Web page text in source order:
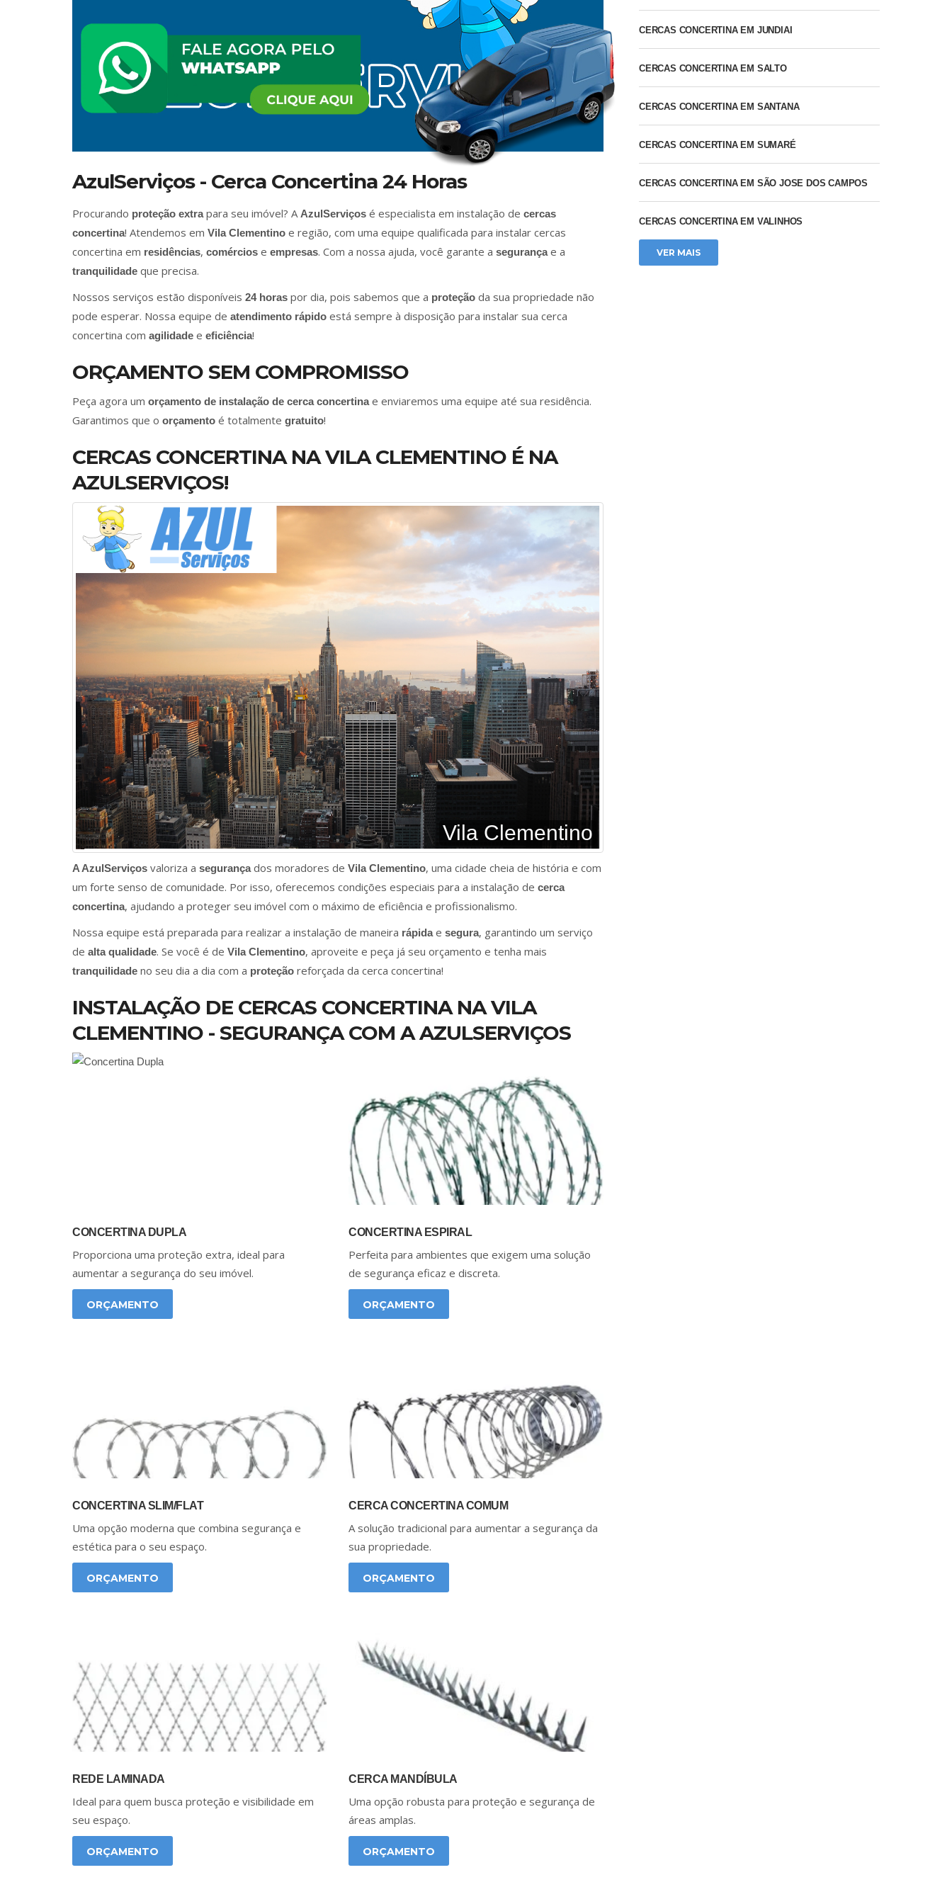
AzulServiços - Cerca Concertina 24 Horas
Procurando proteção extrapara seu imóvel? A AzulServiços é especialista em instalação de cercas
concertina! Atendemos em Vila Clementino e região, com uma equipe qualificada para instalar cercas
concertina em residências, comércios e empresas. Com a nossa ajuda, você garante a segurançae a
tranquilidade que precisa.
Nossos serviços estão disponíveis 24 horas por dia, pois sabemos que a proteção da sua propriedade não
pode esperar. Nossa equipe de atendimento rápido está sempre à disposição para instalar sua cerca
concertina com agilidade e eficiência!
ORÇAMENTO SEM COMPROMISSO
Peça agora um orçamento de instalação de cerca concertinae enviaremos uma equipe até sua residência.
Garantimos que o orçamento é totalmente gratuito!
CERCAS CONCERTINA NA VILA CLEMENTINO É NA
AZULSERVIÇOS!
Vila Clementino
A AzulServiços valoriza a segurançados moradores de Vila Clementino, uma cidade cheia de história e com
um forte senso de comunidade. Por isso, oferecemos condições especiais para a instalação de cerca
concertina, ajudando a proteger seu imóvel com o máximo de eficiência e profissionalismo.
Nossa equipe está preparada para realizar a instalação de maneira rápidae segura, garantindo um serviço
de alta qualidade. Se você é de Vila Clementino, aproveite e peça já seu orçamento e tenha mais
tranquilidade no seu dia a dia com a proteção reforçada da cerca concertina!
INSTALAÇÃO DE CERCAS CONCERTINA NA VILA
CLEMENTINO - SEGURANÇA COM A AZULSERVIÇOS
CONCERTINA DUPLA
Proporciona uma proteção extra, ideal para
aumentar a segurança do seu imóvel.
ORÇAMENTO
CONCERTINA ESPIRAL
Perfeita para ambientes que exigem uma solução
de segurança eficaz e discreta.
ORÇAMENTO
CONCERTINA SLIM/FLAT
Uma opção moderna que combina segurança e
estética para o seu espaço.
ORÇAMENTO
CERCA CONCERTINA COMUM
A solução tradicional para aumentar a segurança da
sua propriedade.
ORÇAMENTO
REDE LAMINADA
Ideal para quem busca proteção e visibilidade em
seu espaço.
ORÇAMENTO
CERCA MANDÍBULA
Uma opção robusta para proteção e segurança de
áreas amplas.
ORÇAMENTO
CERCAS CONCERTINA EM JUNDIAI
CERCAS CONCERTINA EM SALTO
CERCAS CONCERTINA EM SANTANA
CERCAS CONCERTINA EM SUMARÉ
CERCAS CONCERTINA EM SÃO JOSE DOS CAMPOS
CERCAS CONCERTINA EM VALINHOS
VER MAIS